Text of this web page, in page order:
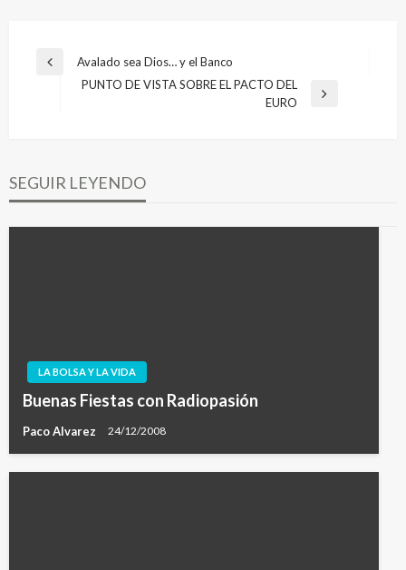
Navegación
Entrada
Avalado sea Dios… y el Banco
PUNTO DE VISTA SOBRE EL PACTO DEL
EURO
SEGUIR LEYENDO
LA BOLSA Y LA VIDA
Buenas Fiestas con Radiopasión
Paco Alvarez 24/12/2008